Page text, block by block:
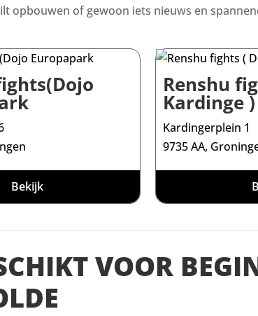
opbouwen of gewoon iets nieuws en
Bekijk
Renshu
Kardinge )
Kardingerplein 1
9735 AA,
VOOR